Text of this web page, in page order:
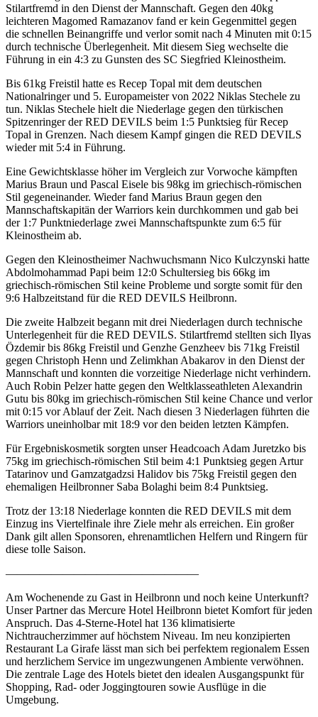
Stilartfremd in den Dienst der Mannschaft. Gegen den 40kg
leichteren Magomed Ramazanov fand er kein Gegenmittel gegen
die schnellen Beinangriffe und verlor somit nach 4 Minuten mit 0:15
durch technische Überlegenheit. Mit diesem Sieg wechselte die
Führung in ein 4:3 zu Gunsten des SC Siegfried Kleinostheim.
Bis 61kg Freistil hatte es Recep Topal mit dem deutschen
Nationalringer und 5. Europameister von 2022 Niklas Stechele zu
tun. Niklas Stechele hielt die Niederlage gegen den türkischen
Spitzenringer der RED DEVILS beim 1:5 Punktsieg für Recep
Topal in Grenzen. Nach diesem Kampf gingen die RED DEVILS
wieder mit 5:4 in Führung.
Eine Gewichtsklasse höher im Vergleich zur Vorwoche kämpften
Marius Braun und Pascal Eisele bis 98kg im griechisch-römischen
Stil gegeneinander. Wieder fand Marius Braun gegen den
Mannschaftskapitän der Warriors kein durchkommen und gab bei
der 1:7 Punktniederlage zwei Mannschaftspunkte zum 6:5 für
Kleinostheim ab.
Gegen den Kleinostheimer Nachwuchsmann Nico Kulczynski hatte
Abdolmohammad Papi beim 12:0 Schultersieg bis 66kg im
griechisch-römischen Stil keine Probleme und sorgte somit für den
9:6 Halbzeitstand für die RED DEVILS Heilbronn.
Die zweite Halbzeit begann mit drei Niederlagen durch technische
Unterlegenheit für die RED DEVILS. Stilartfremd stellten sich Ilyas
Özdemir bis 86kg Freistil und Genzhe Genzheev bis 71kg Freistil
gegen Christoph Henn und Zelimkhan Abakarov in den Dienst der
Mannschaft und konnten die vorzeitige Niederlage nicht verhindern.
Auch Robin Pelzer hatte gegen den Weltklasseathleten Alexandrin
Gutu bis 80kg im griechisch-römischen Stil keine Chance und verlor
mit 0:15 vor Ablauf der Zeit. Nach diesen 3 Niederlagen führten die
Warriors uneinholbar mit 18:9 vor den beiden letzten Kämpfen.
Für Ergebniskosmetik sorgten unser Headcoach Adam Juretzko bis
75kg im griechisch-römischen Stil beim 4:1 Punktsieg gegen Artur
Tatarinov und Gamzatgadzsi Halidov bis 75kg Freistil gegen den
ehemaligen Heilbronner Saba Bolaghi beim 8:4 Punktsieg.
Trotz der 13:18 Niederlage konnten die RED DEVILS mit dem
Einzug ins Viertelfinale ihre Ziele mehr als erreichen. Ein großer
Dank gilt allen Sponsoren, ehrenamtlichen Helfern und Ringern für
diese tolle Saison.
—————————————————
Am Wochenende zu Gast in Heilbronn und noch keine Unterkunft?
Unser Partner das Mercure Hotel Heilbronn bietet Komfort für jeden
Anspruch. Das 4-Sterne-Hotel hat 136 klimatisierte
Nichtraucherzimmer auf höchstem Niveau. Im neu konzipierten
Restaurant La Girafe lässt man sich bei perfektem regionalem Essen
und herzlichem Service im ungezwungenen Ambiente verwöhnen.
Die zentrale Lage des Hotels bietet den idealen Ausgangspunkt für
Shopping, Rad- oder Joggingtouren sowie Ausflüge in die
Umgebung.